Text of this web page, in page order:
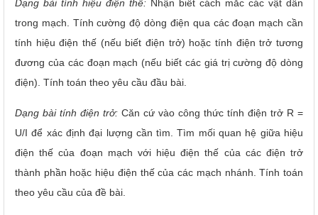
Dạng bài tính hiệu điện thế: Nhận biết cách mắc các vật dẫn
trong mạch. Tính cường độ dòng điện qua các đoạn mạch cần
tính hiệu điện thế (nếu biết điện trở) hoặc tính điện trở tương
đương của các đoạn mạch (nếu biết các giá trị cường độ dòng
điện). Tính toán theo yêu cầu đầu bài.
Dạng bài tính điện trở: Căn cứ vào công thức tính điện trở R =
U/I để xác định đại lượng cần tìm. Tìm mối quan hệ giữa hiệu
điện thế của đoạn mạch với hiệu điện thế của các điện trở
thành phần hoặc hiệu điện thế của các mạch nhánh. Tính toán
theo yêu cầu của đề bài.